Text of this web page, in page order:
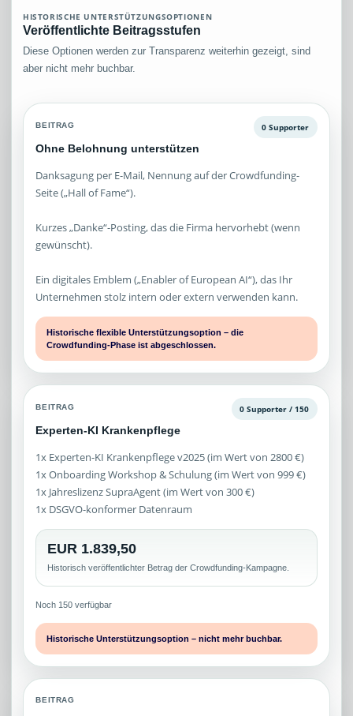
HISTORISCHE UNTERSTÜTZUNGSOPTIONEN
Veröffentlichte Beitragsstufen
Diese Optionen werden zur Transparenz weiterhin gezeigt, sind
aber nicht mehr buchbar.
BEITRAG
Ohne Belohnung unterstützen
0 Supporter
Danksagung per E-Mail, Nennung auf der Crowdfunding-
Seite („Hall of Fame“).
Kurzes „Danke“-Posting, das die Firma hervorhebt (wenn
gewünscht).
Ein digitales Emblem („Enabler of European AI“), das Ihr
Unternehmen stolz intern oder extern verwenden kann.
Historische flexible Unterstützungsoption – die
Crowdfunding-Phase ist abgeschlossen.
BEITRAG
Experten-KI Krankenpflege
0 Supporter / 150
1x Experten-KI Krankenpflege v2025 (im Wert von 2800 €)
1x Onboarding Workshop & Schulung (im Wert von 999 €)
1x Jahreslizenz SupraAgent (im Wert von 300 €)
1x DSGVO-konformer Datenraum
EUR 1.839,50
Historisch veröffentlichter Betrag der Crowdfunding-Kampagne.
Noch 150 verfügbar
Historische Unterstützungsoption – nicht mehr buchbar.
BEITRAG